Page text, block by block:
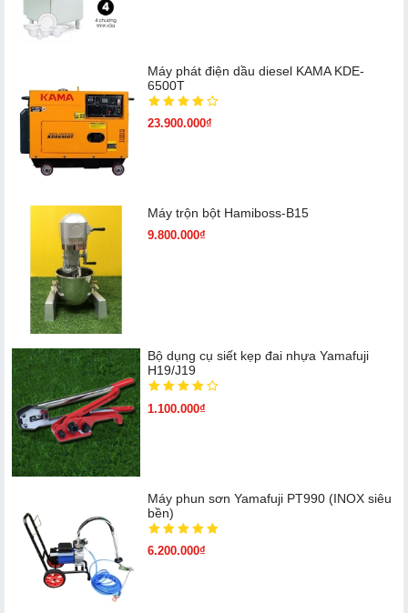
Máy phát điện dầu diesel KAMA KDE-
6500T
23.900.000₫
Máy trộn bột Hamiboss-B15
9.800.000₫
Bộ dụng cụ siết kẹp đai nhựa Yamafuji
H19/J19
1.100.000₫
Máy phun sơn Yamafuji PT990 (INOX siêu
bền)
6.200.000₫